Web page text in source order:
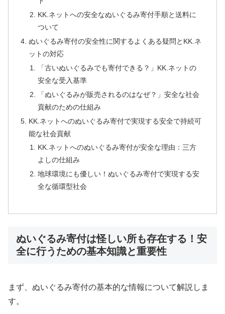
KK.ネットへの安全なぬいぐるみ寄付手順と送料に
ついて
ぬいぐるみ寄付の安全性に関するよくある疑問とKK.ネ
ットの対応
「古いぬいぐるみでも寄付できる？」KK.ネットの
安全な受入基準
「ぬいぐるみが販売されるのはなぜ？」安全な社会
貢献のための仕組み
KK.ネットへのぬいぐるみ寄付で実現する安全で持続可
能な社会貢献
KK.ネットへのぬいぐるみ寄付が安全な理由：三方
よしの仕組み
地球環境にも優しい！ぬいぐるみ寄付で実現する安
全な循環型社会
ぬいぐるみ寄付は怪しい所も存在する！安
全に行うための基本知識と重要性
まず、ぬいぐるみ寄付の基本的な情報について解説しま
す。